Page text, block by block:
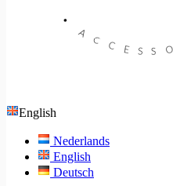
English
Nederlands
English
Deutsch